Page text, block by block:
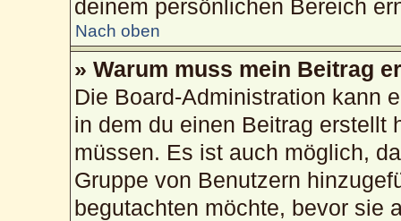
deinem persönlichen Bereich
Nach oben
» Warum muss mein Beitrag
Die Board-Administration kann
in dem du einen Beitrag erstellt
müssen. Es ist auch möglich,
Gruppe von Benutzern
begutachten möchte, bevor sie